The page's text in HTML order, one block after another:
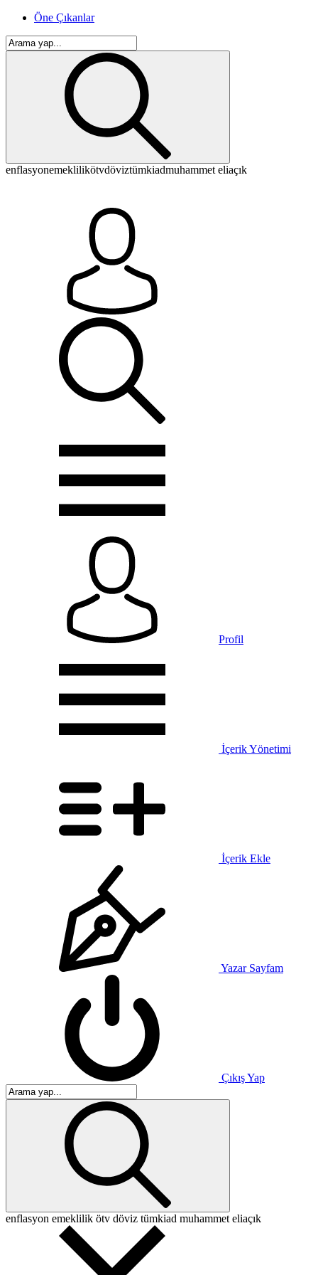
Öne Çıkanlar
enflasyonemeklilikötvdöviztümkiadmuhammet eliaçık
Profil
İçerik Yönetimi
İçerik Ekle
Yazar Sayfam
Çıkış Yap
enflasyon emeklilik ötv döviz tümkiad muhammet eliaçık